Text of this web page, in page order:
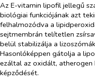
Az E-vitamin lipofil jellegű
biológiai funkciójának azt
felhalmozódva a
sejtmembrán telítetlen
belül stabilizálja a
Hasonlóképpen gátolja a
ezáltal az oxidált,
képződését.